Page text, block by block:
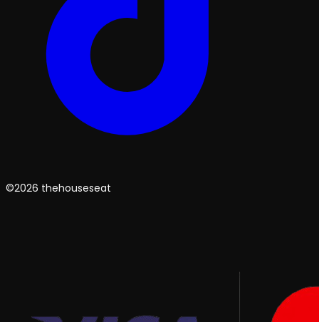
©2026 thehouseseat